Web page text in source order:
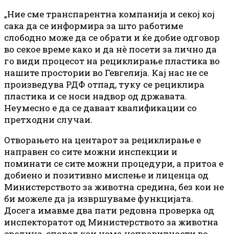
„Ние сме транспарентна компанија и секој кој
сака да се информира за што работиме
слободно може да се обрати и ќе добие одговор
во секое време како и да нè посети за лично да
го види процесот на рециклирање пластика во
нашите простории во Гевгелија. Кај нас не се
произведува РДФ отпад, туку се рециклира
пластика и се носи надвор од државата.
Неумесно е да се даваат квалификации со
претходни случаи.
Отворањето на центарот за рециклирање е
направен со сите можни инспекции и
поминати се сите можни процедури, а притоа е
добиено и позитивно мислење и лиценца од
Министерството за животна средина, без кои не
би можеле да ја извршуваме функцијата.
Досега имавме два пати редовна проверка од
инспекторатот од Министерството за животна